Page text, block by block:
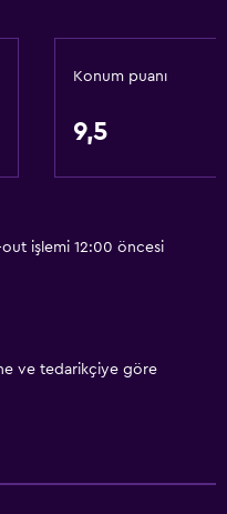
Ek ücret talep
Konum puanı
9,5
işlemi 12:00 öncesi
ve tedarikçiye göre